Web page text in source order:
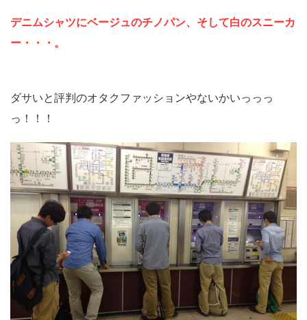
デニムシャツにベージュのチノパン、そして白のスニーカ
ー・・・。
ダサいと評判のオタクファッションやないかいっっっ
っ！！！